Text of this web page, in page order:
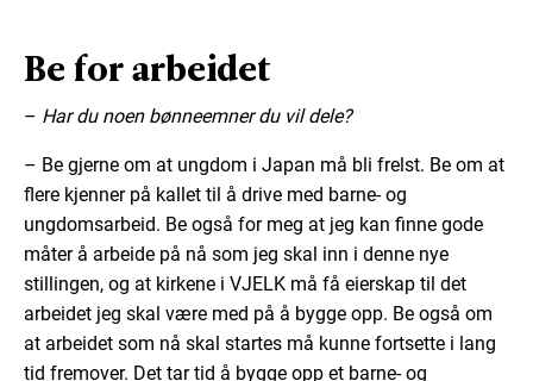
Be for arbeidet
– Har du noen bønneemner du vil dele?
– Be gjerne om at ungdom i Japan må bli frelst. Be om at
flere kjenner på kallet til å drive med barne- og
ungdomsarbeid. Be også for meg at jeg kan finne gode
måter å arbeide på nå som jeg skal inn i denne nye
stillingen, og at kirkene i VJELK må få eierskap til det
arbeidet jeg skal være med på å bygge opp. Be også om
at arbeidet som nå skal startes må kunne fortsette i lang
tid fremover. Det tar tid å bygge opp et barne- og